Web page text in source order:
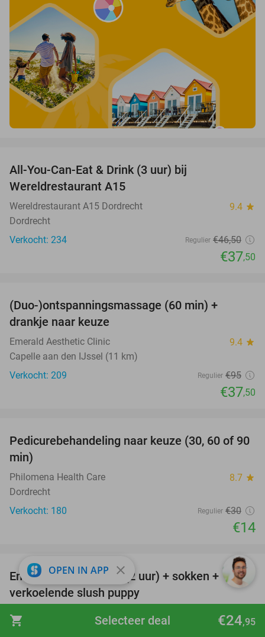
shopping_cart €24,95
Selecteer deal
All-You-Can-Eat & Drink (3 uur) bij
Wereldrestaurant A15
Wereldrestaurant A15 Dordrecht 9.4 star
Dordrecht
Verkocht: 234
Regulier €46,50
€37,50
(Duo-)ontspanningsmassage (60 min) +
drankje naar keuze
Emerald Aesthetic Clinic 9.4 star
Capelle aan den IJssel (11 km)
Verkocht: 209
Regulier €95
€37,50
53%
Pedicurebehandeling naar keuze (30, 60 of 90
min)
Philomena Health Care 8.7 star
Dordrecht
Verkocht: 180
Regulier €30
€14
46%
Entree Bounce Valley (2 uur) + sokken +
verkoelende slush puppy
Bounce Valley Rotterdam 9.5
Capelle aan den IJssel (14 km)
OPEN IN APP close